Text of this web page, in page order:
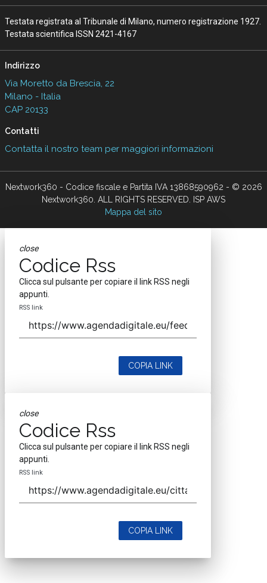
Testata registrata al Tribunale di Milano, numero registrazione 1927.
Testata scientifica ISSN 2421-4167
Indirizzo
Via Moretto da Brescia, 22
Milano - Italia
CAP 20133
Contatti
Contatta il nostro team per maggiori informazioni
Nextwork360 - Codice fiscale e Partita IVA 13868590962 - © 2026
Nextwork360. ALL RIGHTS RESERVED. ISP AWS
Mappa del sito
close
Codice Rss
Clicca sul pulsante per copiare il link RSS negli
appunti.
RSS link
COPIA LINK
close
Codice Rss
Clicca sul pulsante per copiare il link RSS negli
appunti.
RSS link
COPIA LINK